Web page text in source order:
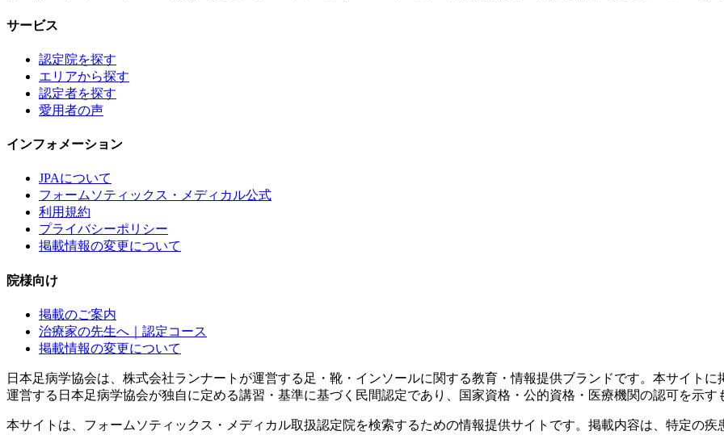
サービス
認定院を探す
エリアから探す
認定者を探す
愛用者の声
インフォメーション
JPAについて
フォームソティックス・メディカル公式
利用規約
プライバシーポリシー
掲載情報の変更について
院様向け
掲載のご案内
治療家の先生へ｜認定コース
掲載情報の変更について
日本足病学協会は、株式会社ランナートが運営する足・靴・インソールに関する教育・情報提供ブランドです。本サイト
運営する日本足病学協会が独自に定める講習・基準に基づく民間認定であり、国家資格・公的資格・医療機関の認可を示す
本サイトは、フォームソティックス・メディカル取扱認定院を検索するための情報提供サイトです。掲載内容は、特定の